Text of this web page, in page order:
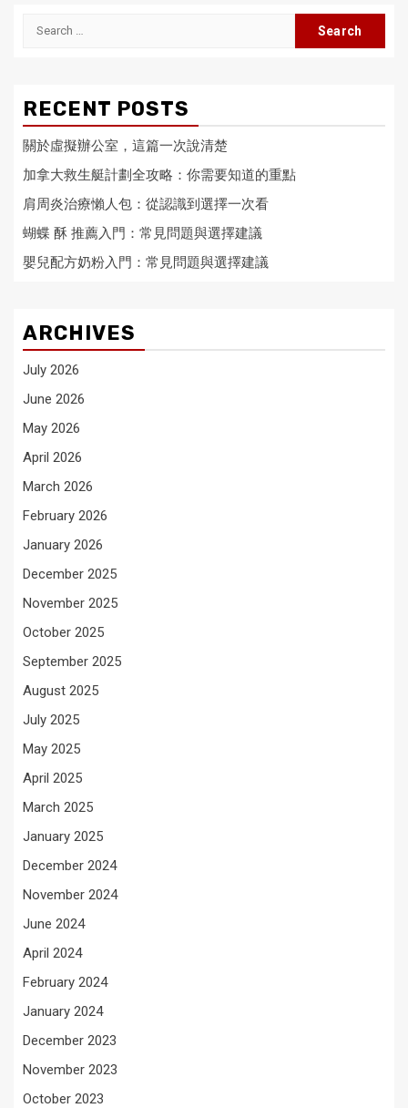
Search
RECENT POSTS
關於虛擬辦公室，這篇一次說清楚
加拿大救生艇計劃全攻略：你需要知道的重點
肩周炎治療懶人包：從認識到選擇一次看
蝴蝶 酥 推薦入門：常見問題與選擇建議
嬰兒配方奶粉入門：常見問題與選擇建議
ARCHIVES
July 2026
June 2026
May 2026
April 2026
March 2026
February 2026
January 2026
December 2025
November 2025
October 2025
September 2025
August 2025
July 2025
May 2025
April 2025
March 2025
January 2025
December 2024
November 2024
June 2024
April 2024
February 2024
January 2024
December 2023
November 2023
October 2023